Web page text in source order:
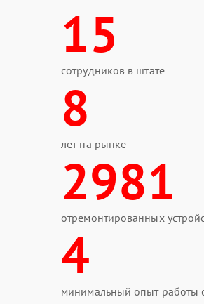
15
сотрудников в штате
8
лет на рынке
2981
отремонтированных
4
минимальный опыт работы